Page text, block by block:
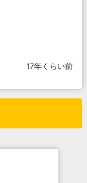
17年くらい前